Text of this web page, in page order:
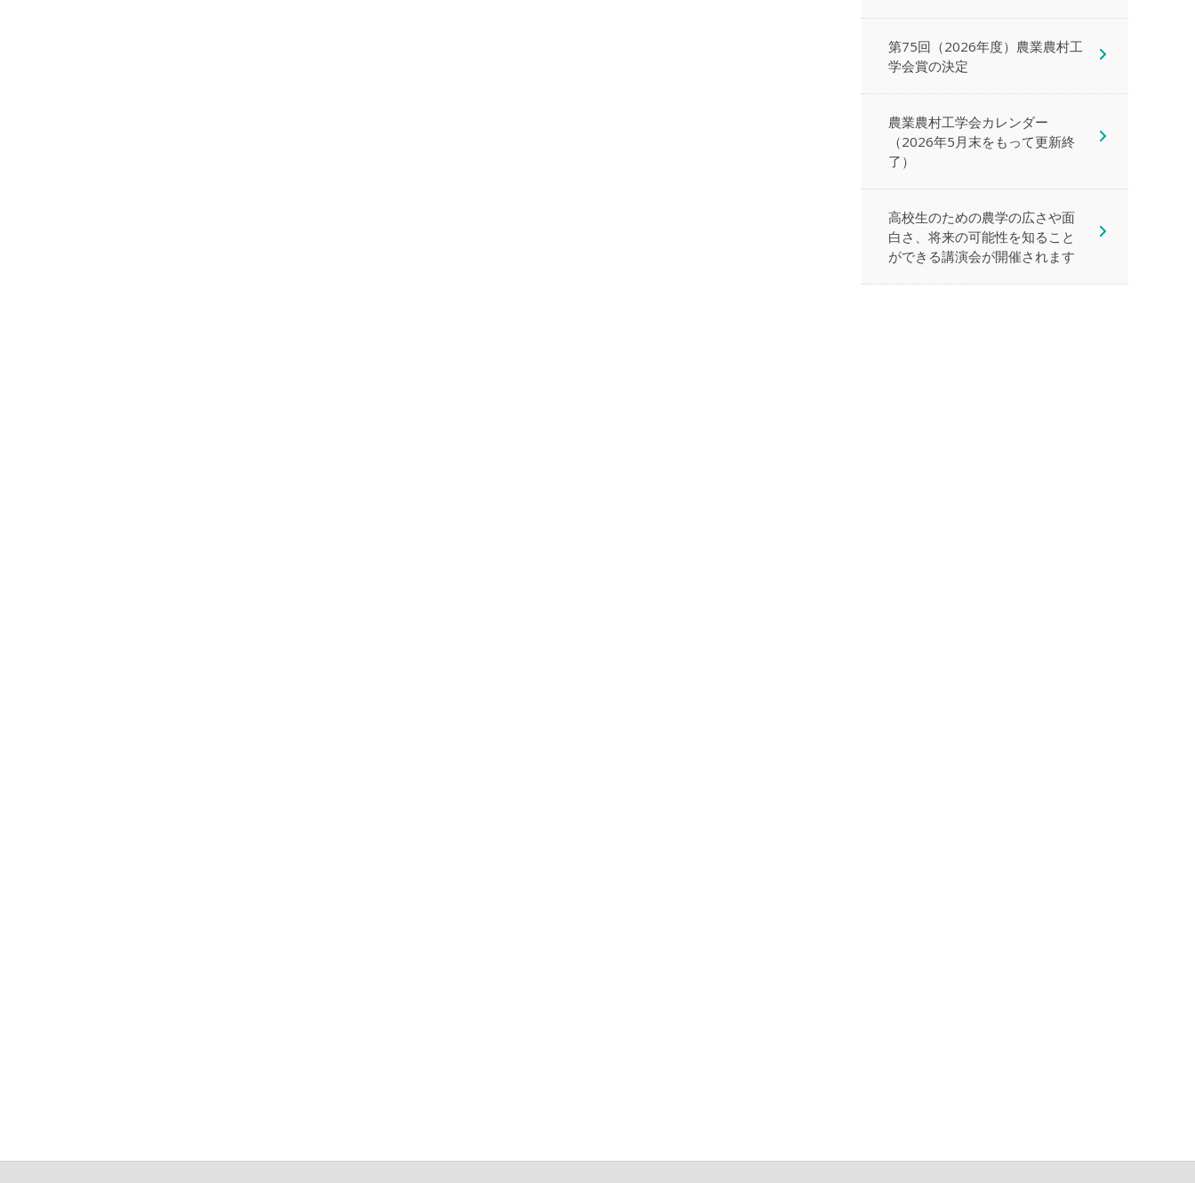
第75回（2026年度）農業農村工
学会賞の決定
農業農村工学会カレンダー
（2026年5月末をもって更新終
了）
高校生のための農学の広さや面
白さ、将来の可能性を知ること
ができる講演会が開催されます